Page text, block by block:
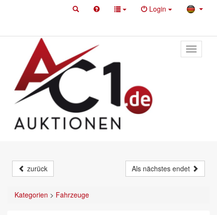
Login
Toggle
primary
zurück Als nächstes endet
Kategorien > Fahrzeuge